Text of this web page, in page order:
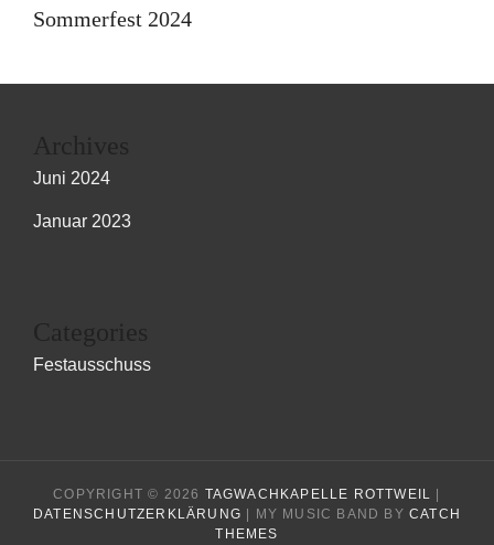
Sommerfest 2024
Juni 2024
Januar 2023
Festausschuss
COPYRIGHT © 2026 TAGWACHKAPELLE ROTTWEIL
|
DATENSCHUTZERKLÄRUNG | MY MUSIC BAND BYCATCH
THEMES